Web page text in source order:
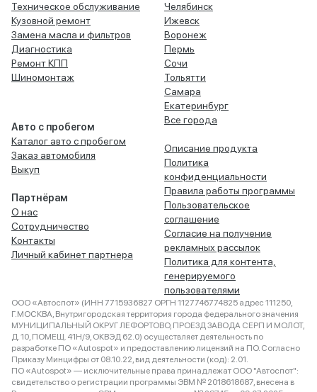
Техническое обслуживание
Кузовной ремонт
Замена масла и фильтров
Диагностика
Ремонт КПП
Шиномонтаж
Авто с пробегом
Каталог авто с пробегом
Заказ автомобиля
Выкуп
Партнёрам
О нас
Сотрудничество
Контакты
Личный кабинет партнера
Челябинск
Ижевск
Воронеж
Пермь
Сочи
Тольятти
Самара
Екатеринбург
Все города
Описание продукта
Политика
конфиденциальности
Правила работы программы
Пользовательское
соглашение
Согласие на получение
рекламных рассылок
Политика для контента,
генерируемого
пользователями
ООО «Автоспот» (ИНН 7715936827 ОРГН 1127746774825 адрес 111250,
Г.МОСКВА, Внутригородская территория города федерального значения
МУНИЦИПАЛЬНЫЙ ОКРУГ ЛЕФОРТОВО, ПРОЕЗД ЗАВОДА СЕРП И МОЛОТ,
Д. 10, ПОМЕЩ. 41Н/9, ОКВЭД 62.0) осуществляет деятельность по
разработке ПО «Autospot» и предоставлению лицензий на ПО. Согласно
Приказу Минцифры от 08.10.22, вид деятельности (код): 2.01.
ПО «Autospot» — исключительные права принадлежат ООО "Автоспот":
свидетельство о регистрации программы ЭВМ № 2018618687, внесена в